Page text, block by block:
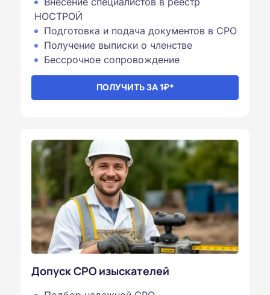
НОСТРОЙ
Подготовка и подача документов в СРО
Получение выписки о членстве
Бессрочное сопровождение⁠
ПОЛУЧИТЬ ЗА 1₽*
Допуск СРО изыскателей